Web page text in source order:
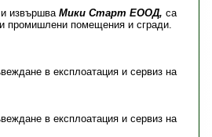
и извършва Мики Старт ЕООД, са
промишлени помещения и сгради.
в експлоатация и сервиз на
в експлоатация и сервиз на